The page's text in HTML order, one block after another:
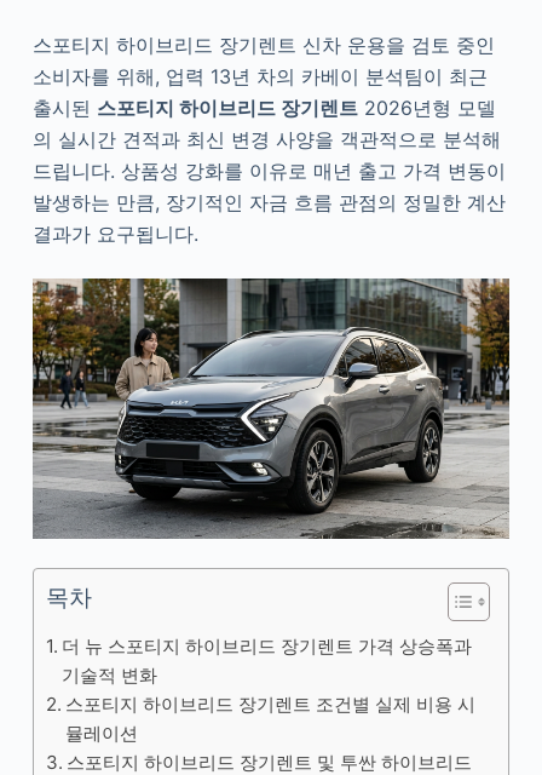
스포티지 하이브리드 장기렌트 신차 운용을 검토 중인
소비자를 위해, 업력 13년 차의 카베이 분석팀이 최근
출시된 스포티지 하이브리드 장기렌트2026년형 모델
의 실시간 견적과 최신 변경 사양을 객관적으로 분석해
드립니다. 상품성 강화를 이유로 매년 출고 가격 변동이
발생하는 만큼, 장기적인 자금 흐름 관점의 정밀한 계산
결과가 요구됩니다.
목차
더 뉴 스포티지 하이브리드 장기렌트 가격 상승폭과
기술적 변화
스포티지 하이브리드 장기렌트 조건별 실제 비용 시
뮬레이션
스포티지 하이브리드 장기렌트 및 투싼 하이브리드